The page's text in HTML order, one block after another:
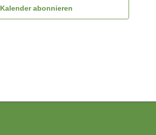
Kalender abonnieren